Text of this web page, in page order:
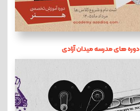
های مدرسه میدان آزادی